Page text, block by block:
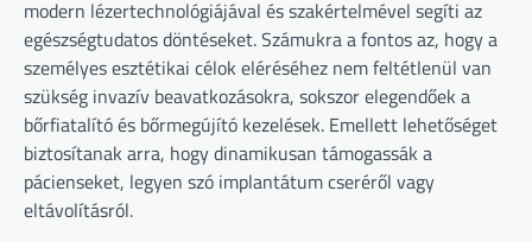
modern lézertechnológiájával és szakértelmével segíti az
egészségtudatos döntéseket. Számukra a fontos az, hogy a
személyes esztétikai célok eléréséhez nem feltétlenül van
szükség invazív beavatkozásokra, sokszor elegendőek a
bőrfiatalító és bőrmegújító kezelések. Emellett lehetőséget
biztosítanak arra, hogy dinamikusan támogassák a
pácienseket, legyen szó implantátum cseréről vagy
eltávolításról.